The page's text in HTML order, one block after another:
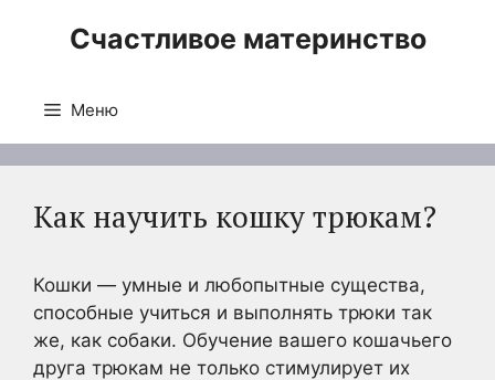
Счастливое материнство
Меню
Как научить кошку трюкам?
Кошки — умные и любопытные существа,
способные учиться и выполнять трюки так
же, как собаки. Обучение вашего кошачьего
друга трюкам не только стимулирует их